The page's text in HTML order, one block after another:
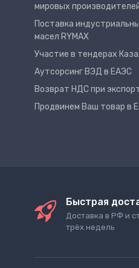
мировых
Поставка
масел RYMAX
Участие в тендерах
Аутсорсинг ВЭД в ЕАЭС
Возврат НДС при
Продвинем Ваш товар в
Быстрая
Доставка в РФ и
трёх недель